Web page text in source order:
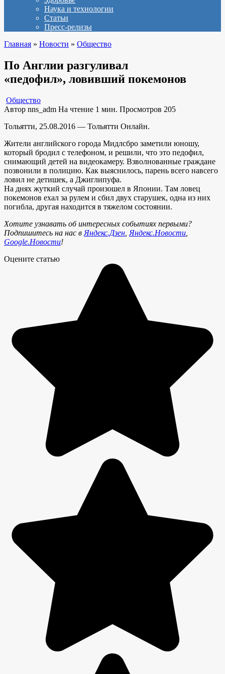
Наука и технологии
Статьи
Пресс-релизы
Главная » Новости » Общество
По Англии разгуливал
«педофил», ловивший покемонов
Общество
Автор nns_adm На чтение 1 мин. Просмотров 205
Тольятти, 25.08.2016 — Тольятти Онлайн.
Жители английского города Мидлсбро заметили юношу,
который бродил с телефоном, и решили, что это педофил,
снимающий детей на видеокамеру. Взволнованные граждане
позвонили в полицию. Как выяснилось, парень всего навсего
ловил не детишек, а Джиглипуфа.
На днях жуткий случай произошел в Японии. Там ловец
покемонов ехал за рулем и сбил двух старушек, одна из них
погибла, другая находится в тяжелом состоянии.
Хотите узнавать об интересных событиях первыми?
Подпишитесь на нас в Яндекс.Дзен Яндекс.Новости
Google.Новости!
Оцените статью